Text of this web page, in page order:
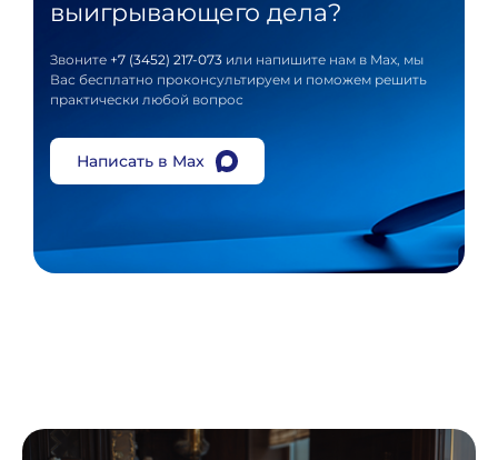
выигрывающего дела?
Звоните +7 (3452) 217-073 или напишите нам в Max, мы
Вас бесплатно проконсультируем и поможем решить
практически любой вопрос
Написать в Max